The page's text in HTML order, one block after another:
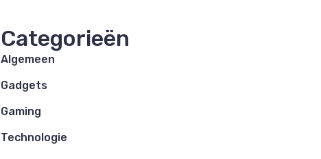
Categorieën
Algemeen
Gadgets
Gaming
Technologie